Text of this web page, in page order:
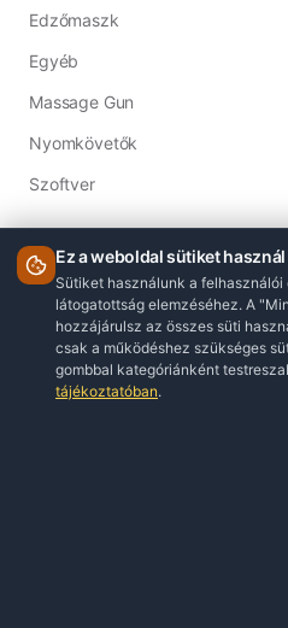
Edzőmaszk
Egyéb
Massage Gun
Nyomkövetők
Szoftver
INFORMÁCIÓ
ÁSZF
Adatkezelési Tájékoztató
Impresszum